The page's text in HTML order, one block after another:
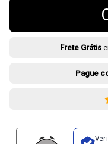
Frete Grátis
Pague